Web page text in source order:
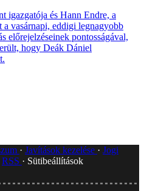
igazgatója és Hann Endre, a
vasárnapi, eddigi legnagyobb
előrejelzéseinek pontosságával,
hogy Deák Dániel
Javítások kezelése
Jogi
RSS
Sütibeállítások